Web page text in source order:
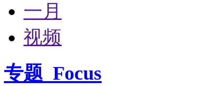
一月
视频
专题 Focus